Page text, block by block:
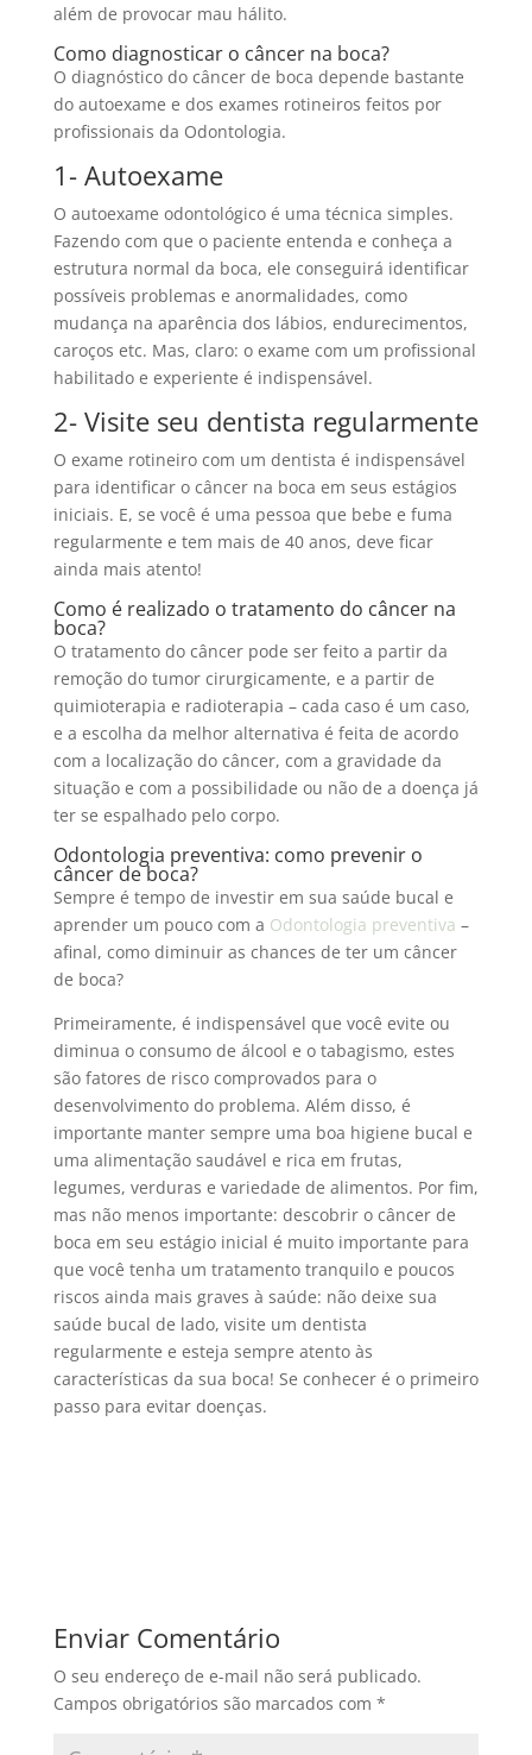
além de provocar mau hálito.
Como diagnosticar o câncer na boca?
O diagnóstico do câncer de boca depende bastante
do autoexame e dos exames rotineiros feitos por
profissionais da Odontologia.
1- Autoexame
O autoexame odontológico é uma técnica simples.
Fazendo com que o paciente entenda e conheça a
estrutura normal da boca, ele conseguirá identificar
possíveis problemas e anormalidades, como
mudança na aparência dos lábios, endurecimentos,
caroços etc. Mas, claro: o exame com um profissional
habilitado e experiente é indispensável.
2- Visite seu dentista regularmente
O exame rotineiro com um dentista é indispensável
para identificar o câncer na boca em seus estágios
iniciais. E, se você é uma pessoa que bebe e fuma
regularmente e tem mais de 40 anos, deve ficar
ainda mais atento!
Como é realizado o tratamento do câncer na
boca?
O tratamento do câncer pode ser feito a partir da
remoção do tumor cirurgicamente, e a partir de
quimioterapia e radioterapia – cada caso é um caso,
e a escolha da melhor alternativa é feita de acordo
com a localização do câncer, com a gravidade da
situação e com a possibilidade ou não de a doença já
ter se espalhado pelo corpo.
Odontologia preventiva: como prevenir o
câncer de boca?
Sempre é tempo de investir em sua saúde bucal e
aprender um pouco com a Odontologia preventiva –
afinal, como diminuir as chances de ter um câncer
de boca?
Primeiramente, é indispensável que você evite ou
diminua o consumo de álcool e o tabagismo, estes
são fatores de risco comprovados para o
desenvolvimento do problema. Além disso, é
importante manter sempre uma boa higiene bucal e
uma alimentação saudável e rica em frutas,
legumes, verduras e variedade de alimentos. Por fim,
mas não menos importante: descobrir o câncer de
boca em seu estágio inicial é muito importante para
que você tenha um tratamento tranquilo e poucos
riscos ainda mais graves à saúde: não deixe sua
saúde bucal de lado, visite um dentista
regularmente e esteja sempre atento às
características da sua boca! Se conhecer é o primeiro
passo para evitar doenças.
Enviar Comentário
O seu endereço de e-mail não será publicado.
Campos obrigatórios são marcados com *